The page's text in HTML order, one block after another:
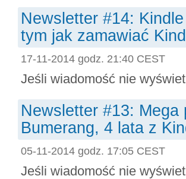
Newsletter #14:
tym jak zamawiać
17-11-2014 godz. 21:40 CEST
Jeśli wiadomość nie
Newsletter #13: Mega
Bumerang, 4 lata z
05-11-2014 godz. 17:05 CEST
Jeśli wiadomość nie